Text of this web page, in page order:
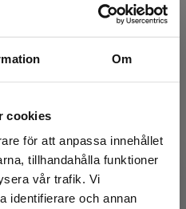
Om
cookies
för att anpassa innehållet
tillhandahålla funktioner
vår trafik. Vi
identifierare och annan
miljömedicin